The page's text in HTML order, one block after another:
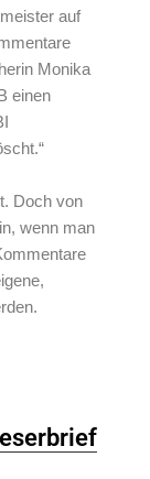
auf
Monika
einen
Doch von
wenn man